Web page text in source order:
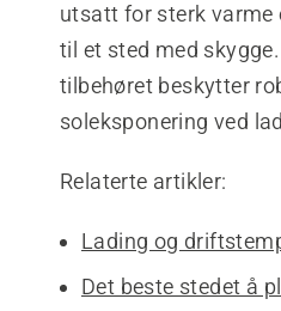
utsatt for sterk varme
til et sted med
tilbehøret beskytter
soleksponering ved
Relaterte artikler:
Lading og
Det beste stedet å